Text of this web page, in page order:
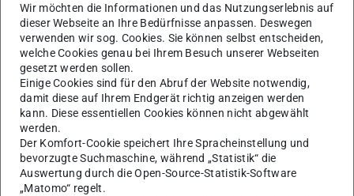
schlagen. Ausgehend von der Frage „Was ist gute
Museumarchitektur und wie kann man objektivierbare
Kategorien hierfür jenseits ästhetischer Maßstäbe
finden?“ schlägt die Verfasserin ein individuelles,
hochinteressiertes Methodenkompendium bestehend aus
der architektonischen Analysen, empirischer Beobachtung
von Besucherverhalten vor Ort und qualitativen Interviews
vor. An drei ausgewählten Beispielen der
Museumsarchitektur wendet Frau Rohrdrommel diese
Methodik an und bereitet die daraus resultierenden
Wir möchten die Informationen und das Nutzungserlebnis auf
dieser Webseite an Ihre Bedürfnisse anpassen. Deswegen
verwenden wir sog. Cookies. Sie können selbst entscheiden,
welche Cookies genau bei Ihrem Besuch unserer Webseiten
gesetzt werden sollen.
Einige Cookies sind für den Abruf der Website notwendig,
damit diese auf Ihrem Endgerät richtig anzeigen werden
kann. Diese essentiellen Cookies können nicht abgewählt
werden.
Der Komfort-Cookie speichert Ihre Spracheinstellung und
bevorzugte Suchmaschine, während „Statistik“ die
Auswertung durch die Open-Source-Statistik-Software
„Matomo“ regelt.